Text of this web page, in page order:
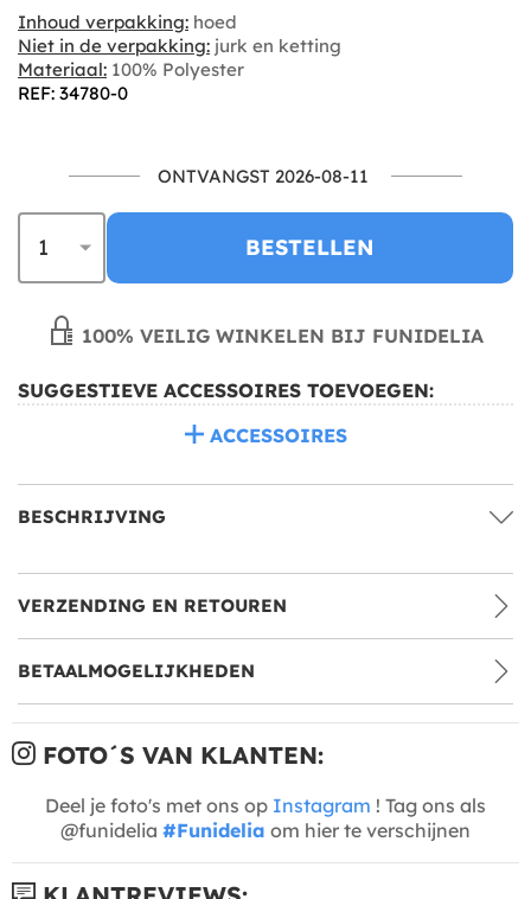
Inhoud verpakking: hoed
Niet in de verpakking: jurk en ketting
Materiaal: 100% Polyester
REF: 34780-0
ONTVANGST 2026-08-11
BESTELLEN
100% VEILIG WINKELEN BIJ FUNIDELIA
SUGGESTIEVE ACCESSOIRES TOEVOEGEN:
ACCESSOIRES
BESCHRIJVING
VERZENDING EN RETOUREN
BETAALMOGELIJKHEDEN
FOTO´S VAN KLANTEN:
Deel je foto's met ons op Instagram ! Tag ons als
@funidelia #Funidelia om hier te verschijnen